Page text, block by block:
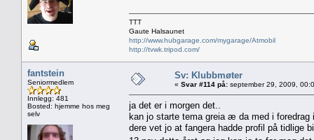
TTT
Gaute Halsaunet
http://www.hubgarage.com/mygarage/Atmobil
http://tvwk.tripod.com/
fantstein
Seniormedlem
Innlegg: 481
Bosted: hjemme hos meg
selv
Sv: Klubbmøter
« Svar #114 på: september 29, 2009,
ja det er i morgen det..
kan jo starte tema greia æ da med i
dere vet jo at fangera hadde profil på tidlige